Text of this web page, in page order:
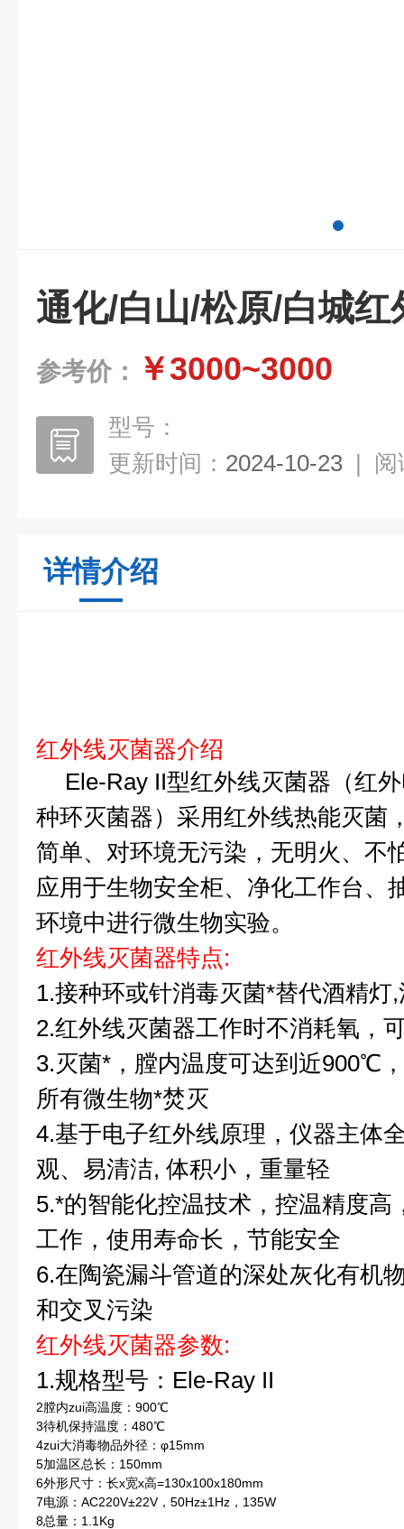
通化/白山/松原/白城红
参考价： ￥3000~3000
型号：
更新时间： 2024-10-23 | 阅
详情介绍
红外线灭菌器介绍
Ele-Ray II型红外线灭菌器（红
种环灭菌器）采用红外线热能灭菌
简单、对环境无污染，无明火、不
应用于生物安全柜、净化工作台、
环境中进行微生物实验。
红外线灭菌器特点:
1.接种环或针消毒灭菌*替代酒精灯
2.红外线灭菌器工作时不消耗氧，
3.灭菌*，膛内温度可达到近900℃
所有微生物*焚灭
4.基于电子红外线原理， 仪器主体
观、易清洁, 体积小，重量轻
5.*的智能化控温技术，控温精度高
工作，使用寿命长，节能安全
6.在陶瓷漏斗管道的深处灰化有机
和交叉污染
红外线灭菌器参数:
1.规格型号：Ele-Ray II
2膛内zui高温度：900℃
3待机保持温度：480℃
4zui大消毒物品外径：φ15mm
5加温区总长：150mm
6外形尺寸：长x宽x高=130x100x180mm
7电源：AC220V±22V，50Hz±1Hz，135W
8总量：1.1Kg